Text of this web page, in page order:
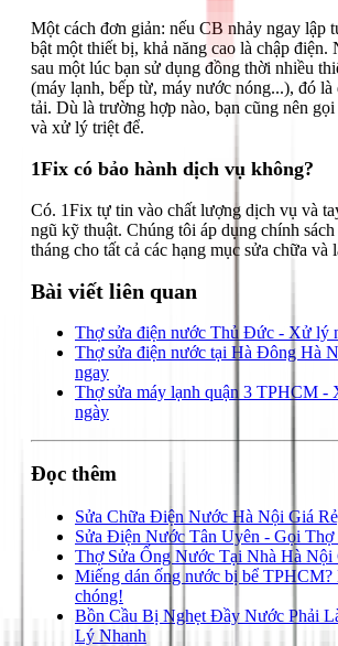
Một cách đơn giản: nếu CB nhảy ngay lập
bật một thiết bị, khả năng cao là chập điện.
sau một lúc bạn sử dụng đồng thời nhiều
(máy lạnh, bếp từ, máy nước nóng...), đó là
tải. Dù là trường hợp nào, bạn cũng nên
và xử lý triệt để.
1Fix có bảo hành dịch vụ không?
Có. 1Fix tự tin vào chất lượng dịch vụ và
ngũ kỹ thuật. Chúng tôi áp dụng chính sách
tháng cho tất cả các hạng mục sửa chữa và
Bài viết liên quan
Thợ sửa điện nước Thủ Đức - Xử lý
Thợ sửa điện nước tại Hà Đông Hà
ngay
Thợ sửa máy lạnh quận 3 TPHCM -
ngày
Đọc thêm
Sửa Chữa Điện Nước Hà Nội Giá
Sửa Điện Nước Tân Uyên - Gọi Thợ
Thợ Sửa Ống Nước Tại Nhà Hà Nội
Miếng dán ống nước bị bể
chóng!
Bồn Cầu Bị Nghẹt Đầy Nước Phải
Lý Nhanh